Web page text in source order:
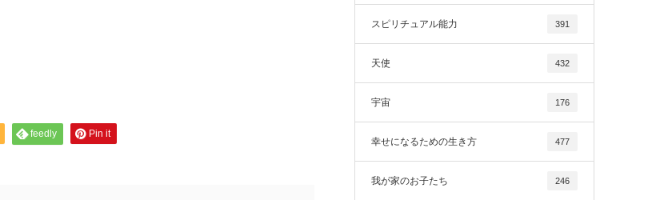
feedly Pin it
スピリチュアル能力 391
天使 432
宇宙 176
幸せになるための生き方 477
我が家のお子たち 246